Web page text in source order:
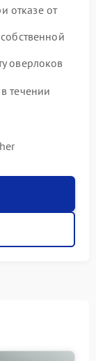
отказе от
оверлоков
течении